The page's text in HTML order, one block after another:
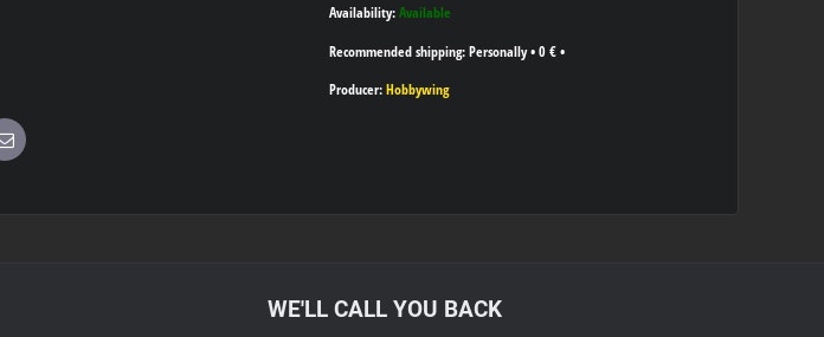
Availability: Available
Personally• 0 € •
Producer: Hobbywing
E-
mail
WE'LL CALL YOU BACK